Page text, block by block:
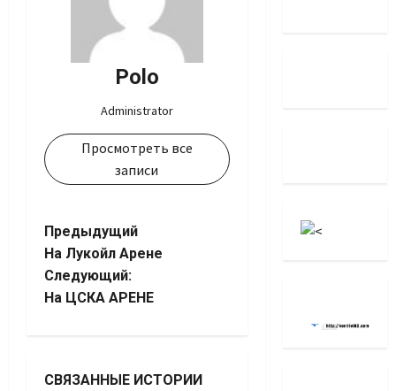
Polo
Administrator
Просмотреть все
записи
Навигация
записи
Предыдущий
На Лукойл Арене
Следующий:
На ЦСКА АРЕНЕ
СВЯЗАННЫЕ ИСТОРИИ